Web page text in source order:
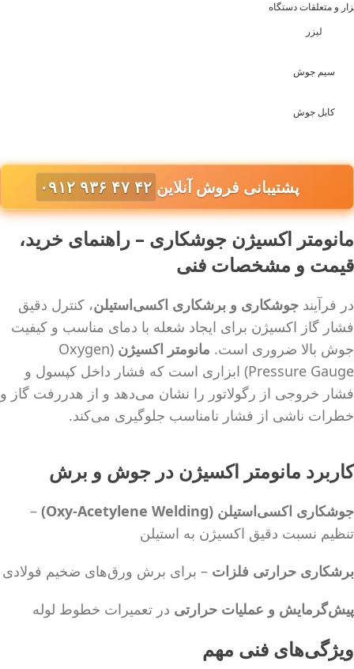
و متعلقات دستگاه
لیزر
سیم جوش
کابل جوش
پشتیبانی فروش آنلاین ۰۹۱۲ ۹۳۶ ۴۷ ۴۲
مانومتر اکسیژن جوشکاری – راهنمای خرید،
قیمت و مشخصات فنی
در فرآیند جوشکاری و برشکاری اکسی‌استیلن، کنترل دقیق
فشار گاز اکسیژن برای ایجاد شعله با دمای مناسب و کیفیت
جوش بالا ضروری است. مانومتر اکسیژن (Oxygen
Pressure Gauge) ابزاری است که فشار داخل کپسول و
فشار خروجی از رگولاتور را نشان می‌دهد و از هدررفت گاز و
خطرات ناشی از فشار نامناسب جلوگیری می‌کند.
کاربرد مانومتر اکسیژن در جوش و برش
جوشکاری اکسی‌استیلن (Oxy-Acetylene Welding)
–
تنظیم نسبت دقیق اکسیژن به استیلن
برشکاری حرارتی فلزات – برای برش ورق‌های ضخیم فولادی
پیش‌گرمایش و عملیات حرارتی در تعمیرات خطوط لوله
ویژگی‌های فنی مهم